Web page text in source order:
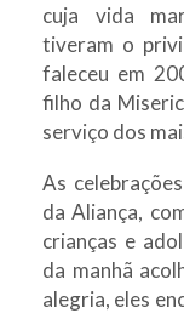
cuja vida
tiveram o
faleceu em
filho da
serviço dos
As
da Aliança,
crianças e
da manhã
alegria, eles